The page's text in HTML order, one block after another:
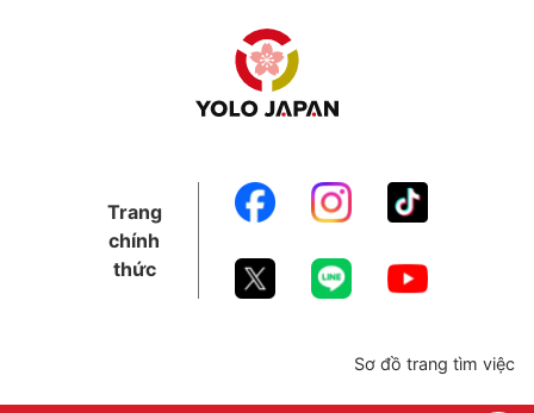
Trang
chính
thức
Sơ đồ trang tìm việc